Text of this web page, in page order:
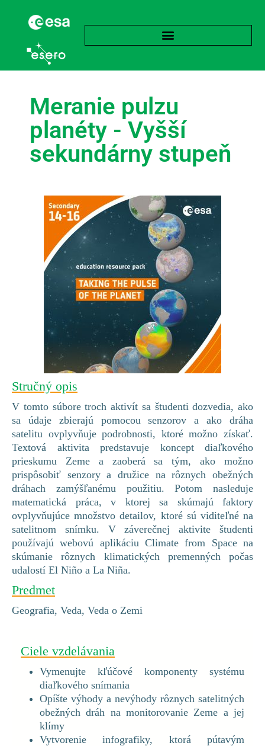
Meranie pulzu
planéty - Vyšší
sekundárny stupeň
Stručný opis
V tomto súbore troch aktivít sa študenti dozvedia, ako
sa údaje zbierajú pomocou senzorov a ako dráha
satelitu ovplyvňuje podrobnosti, ktoré možno získať.
Textová aktivita predstavuje koncept diaľkového
prieskumu Zeme a zaoberá sa tým, ako možno
prispôsobiť senzory a družice na rôznych obežných
dráhach zamýšľanému použitiu. Potom nasleduje
matematická práca, v ktorej sa skúmajú faktory
ovplyvňujúce množstvo detailov, ktoré sú viditeľné na
satelitnom snímku. V záverečnej aktivite študenti
používajú webovú aplikáciu Climate from Space na
skúmanie rôznych klimatických premenných počas
udalostí El Niño a La Niña.
Predmet
Geografia, Veda, Veda o Zemi
Ciele vzdelávania
Vymenujte kľúčové komponenty systému
diaľkového snímania
Opíšte výhody a nevýhody rôznych satelitných
obežných dráh na monitorovanie Zeme a jej
klímy
Vytvorenie infografiky, ktorá pútavým